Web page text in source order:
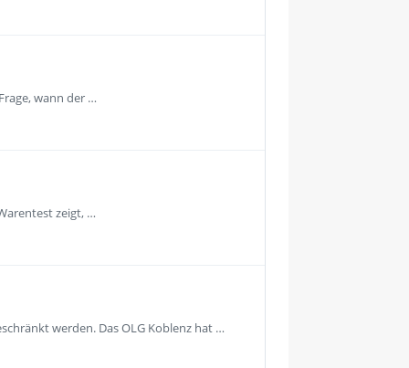
wann der …
zeigt, …
werden. Das OLG Koblenz hat …